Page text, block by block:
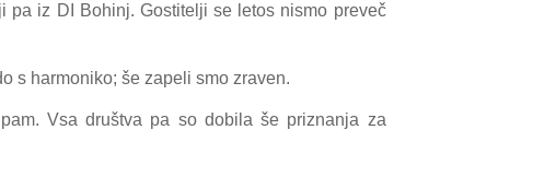
iz DI Bohinj. Gostitelji se letos nismo preveč
s harmoniko; še zapeli smo zraven.
Vsa društva pa so dobila še priznanja za